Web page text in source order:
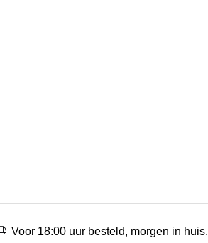
Voor 18:00 uur besteld, morgen in huis.